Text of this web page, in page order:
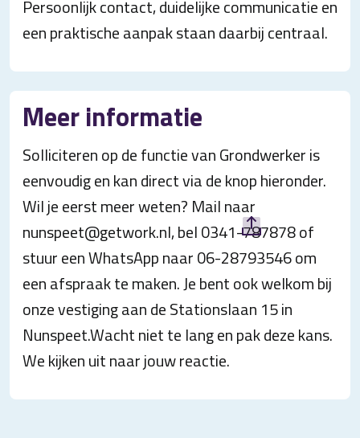
Persoonlijk contact, duidelijke communicatie en
een praktische aanpak staan daarbij centraal.
Meer informatie
Solliciteren op de functie van Grondwerker is
eenvoudig en kan direct via de knop hieronder.
Wil je eerst meer weten? Mail naar
nunspeet@getwork.nl, bel 0341-787878 of
stuur een WhatsApp naar 06-28793546 om
een afspraak te maken. Je bent ook welkom bij
onze vestiging aan de Stationslaan 15 in
Nunspeet.Wacht niet te lang en pak deze kans.
We kijken uit naar jouw reactie.